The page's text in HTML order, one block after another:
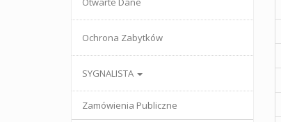
Ochrona Zabytków
SYGNALISTA
Zamówienia Publiczne